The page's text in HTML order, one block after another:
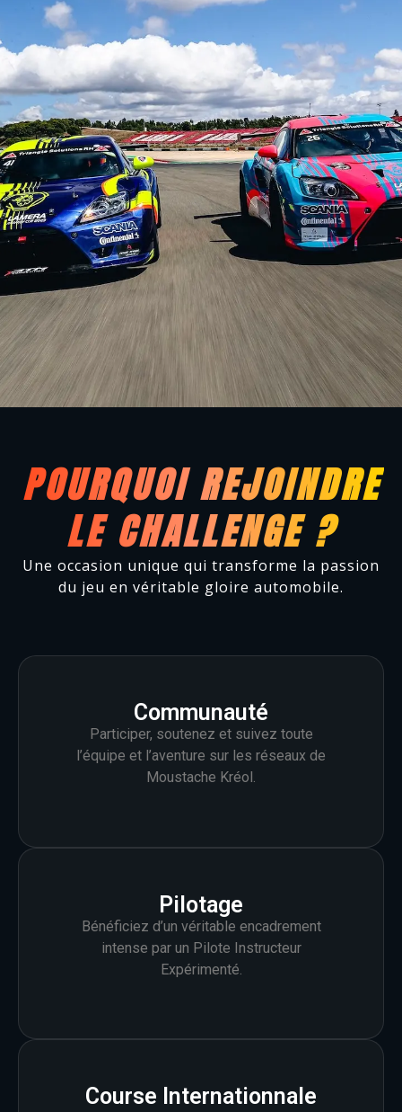
POURQUOI REJOINDRE
LE CHALLENGE ?
Une occasion unique qui transforme la passion
du jeu en véritable gloire automobile.
Communauté
Participer, soutenez et suivez toute
l’équipe et l’aventure sur les réseaux de
Moustache Kréol.
Pilotage
Bénéficiez d’un véritable encadrement
intense par un Pilote Instructeur
Expérimenté.
Course Internationnale